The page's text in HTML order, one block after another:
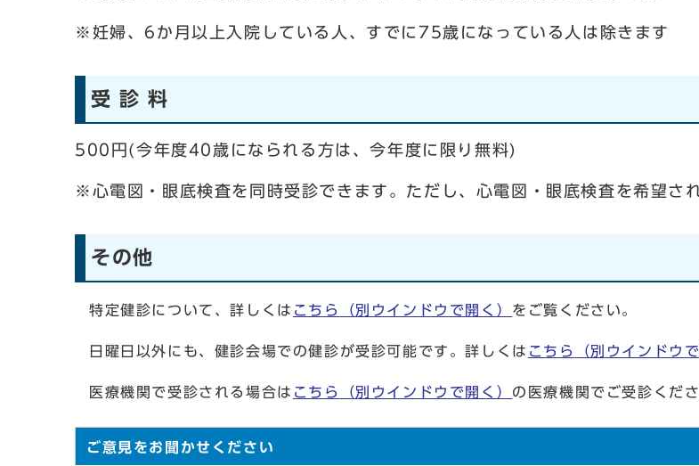
※妊婦、6か月以上入院している人、すでに75歳になっている人は除きます
受 診 料
500円(今年度40歳になられる方は、今年度に限り無料)
※心電図・眼底検査を同時受診できます。ただし、心電図・眼底検査を希望さ
その他
特定健診について、詳しくは こちら （別ウインドウで開く） をご覧ください。
日曜日以外にも、健診会場での健診が受診可能です。詳しくは こちら （別ウインドウ
医療機関で受診される場合は こちら （別ウインドウで開く） の医療機関でご受診くださ
ご意見をお聞かせください